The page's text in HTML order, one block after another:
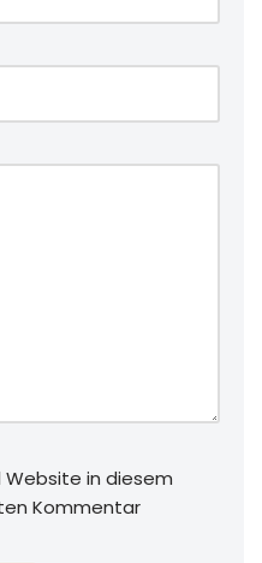
Website in diesem
Kommentar